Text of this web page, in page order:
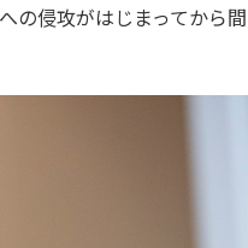
の侵攻がはじまってから間